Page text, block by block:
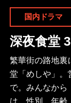
国内ドラマ
深夜食堂
繁華街の路地裏
堂「めしや」。
で。みんなから